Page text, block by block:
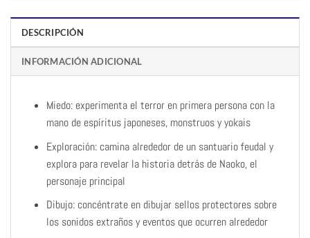
DESCRIPCIÓN
INFORMACIÓN ADICIONAL
Miedo: experimenta el terror en primera persona con la
mano de espíritus japoneses, monstruos y yokais
Exploración: camina alrededor de un santuario feudal y
explora para revelar la historia detrás de Naoko, el
personaje principal
Dibujo: concéntrate en dibujar sellos protectores sobre
los sonidos extraños y eventos que ocurren alrededor